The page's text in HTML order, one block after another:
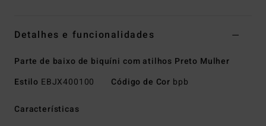
Detalhes e funcionalidades
Parte de baixo de biquíni com atilhos Preto Mulher
Estilo EBJX400100 Código de Cor bpb
Características